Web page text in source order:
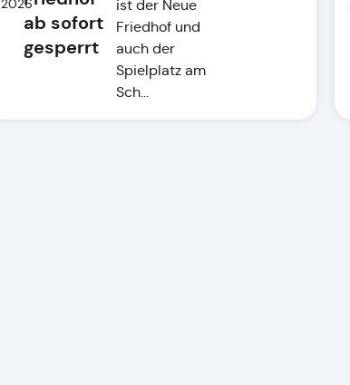
2026
ab sofort
gesperrt
ist der Neue
Friedhof und
auch der
Spielplatz am
Sch...